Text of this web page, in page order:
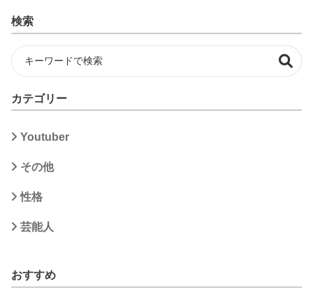
検索
カテゴリー
Youtuber
その他
性格
芸能人
おすすめ